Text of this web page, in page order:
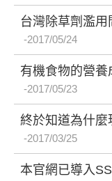
台灣除草劑濫用
2017/05/24
有機食物的營養
2017/05/23
終於知道為什麼
2017/03/25
本官網已導入